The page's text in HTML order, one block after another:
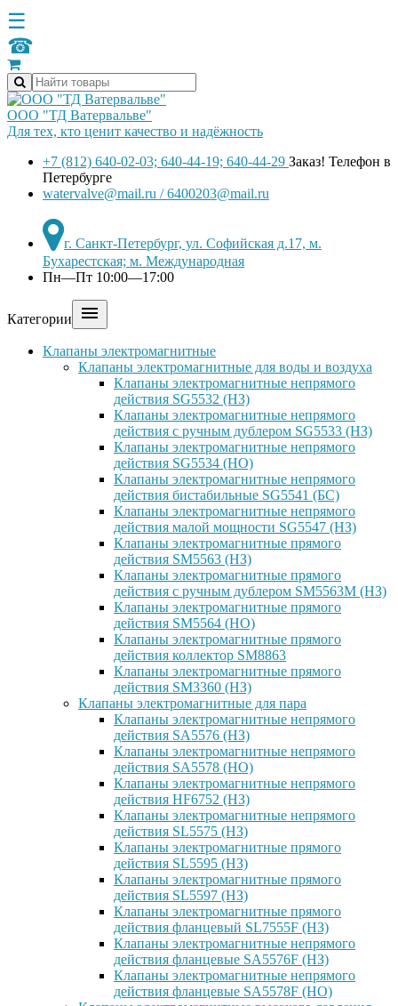
☰
☎
ООО "ТД Ватервальве"
Для тех, кто ценит качество и надёжность
+7 (812) 640-02-03; 640-44-19; 640-44-29 Заказ! Телефон в
Петербурге
watervalve@mail.ru / 6400203@mail.ru
г. Санкт-Петербург, ул. Софийская д.17, м.
Бухарестская; м. Международная
Пн—Пт 10:00—17:00
Категории 
Клапаны электромагнитные
Клапаны электромагнитные для воды и воздуха
Клапаны электромагнитные непрямого
действия SG5532 (НЗ)
Клапаны электромагнитные непрямого
действия с ручным дублером SG5533 (НЗ)
Клапаны электромагнитные непрямого
действия SG5534 (НО)
Клапаны электромагнитные непрямого
действия бистабильные SG5541 (БС)
Клапаны электромагнитные непрямого
действия малой мощности SG5547 (НЗ)
Клапаны электромагнитные прямого
действия SM5563 (НЗ)
Клапаны электромагнитные прямого
действия с ручным дублером SM5563M (НЗ)
Клапаны электромагнитные прямого
действия SM5564 (НО)
Клапаны электромагнитные прямого
дейcтвия коллектор SM8863
Клапаны электромагнитные прямого
действия SM3360 (НЗ)
Клапаны электромагнитные для пара
Клапаны электромагнитные непрямого
действия SA5576 (НЗ)
Клапаны электромагнитные непрямого
действия SA5578 (НО)
Клапаны электромагнитные непрямого
действия HF6752 (НЗ)
Клапаны электромагнитные непрямого
действия SL5575 (НЗ)
Клапаны электромагнитные прямого
действия SL5595 (НЗ)
Клапаны электромагнитные прямого
действия SL5597 (НЗ)
Клапаны электромагнитные прямого
действия фланцевый SL7555F (НЗ)
Клапаны электромагнитные непрямого
действия фланцевые SA5576F (НЗ)
Клапаны электромагнитные непрямого
действия фланцевые SA5578F (НО)